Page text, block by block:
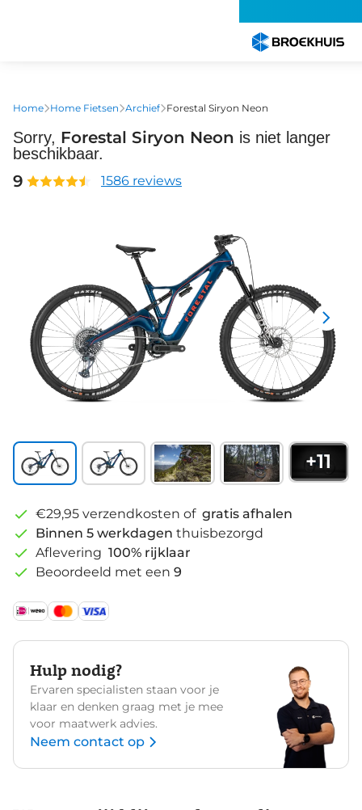
gaan
Home Home Fietsen Archief Forestal Siryon Neon
Sorry, Forestal Siryon Neon is niet langer
beschikbaar.
9 1586 reviews
+11
€29,95 verzendkosten of gratis afhalen
Binnen 5 werkdagen thuisbezorgd
Aflevering 100% rijklaar
Beoordeeld met een 9
Hulp nodig?
Ervaren specialisten staan voor je
klaar en denken graag met je mee
voor maatwerk advies.
Neem contact op